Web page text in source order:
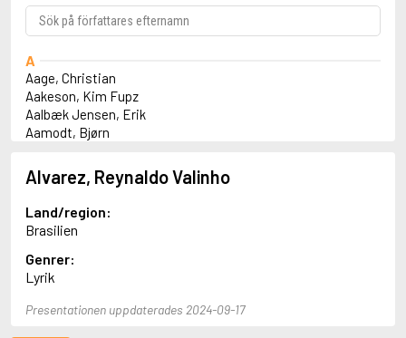
A
Aage, Christian
Aakeson, Kim Fupz
Aalbæk Jensen, Erik
Aamodt, Bjørn
Abbey, Kieran
Abbot, Anthony
Abbott, John
Abbott, Megan
Abdel-Fattah, Randa
Abdolah, Kader
Abé, Kobo
Abele, Inga
Alvarez, Reynaldo Valinho
Land/region:
Brasilien
Genrer:
Lyrik
Presentationen uppdaterades 2024-09-17